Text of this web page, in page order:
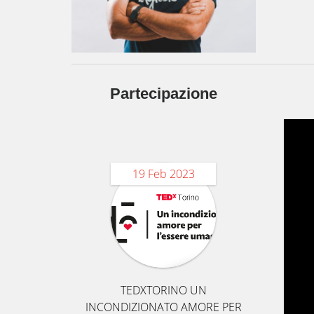
Partecipazione
19 Feb 2023
TEDXTORINO UN
INCONDIZIONATO AMORE PER